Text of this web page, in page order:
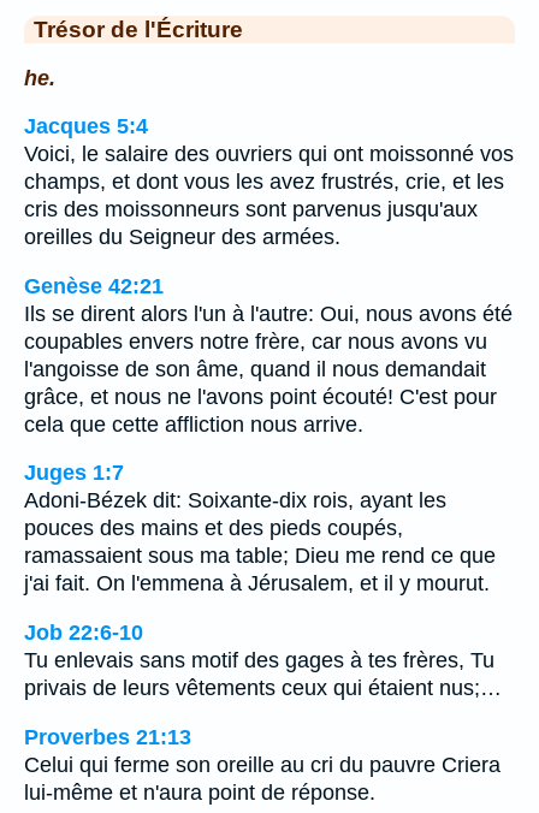
Trésor de l'Écriture
he.
Jacques 5:4
Voici, le salaire des ouvriers qui ont moissonné vos
champs, et dont vous les avez frustrés, crie, et les
cris des moissonneurs sont parvenus jusqu'aux
oreilles du Seigneur des armées.
Genèse 42:21
Ils se dirent alors l'un à l'autre: Oui, nous avons été
coupables envers notre frère, car nous avons vu
l'angoisse de son âme, quand il nous demandait
grâce, et nous ne l'avons point écouté! C'est pour
cela que cette affliction nous arrive.
Juges 1:7
Adoni-Bézek dit: Soixante-dix rois, ayant les
pouces des mains et des pieds coupés,
ramassaient sous ma table; Dieu me rend ce que
j'ai fait. On l'emmena à Jérusalem, et il y mourut.
Job 22:6-10
Tu enlevais sans motif des gages à tes frères, Tu
privais de leurs vêtements ceux qui étaient nus;…
Proverbes 21:13
Celui qui ferme son oreille au cri du pauvre Criera
lui-même et n'aura point de réponse.